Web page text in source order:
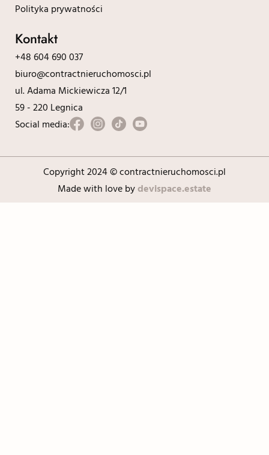
Polityka prywatności
Kontakt
+48 604 690 037
biuro@contractnieruchomosci.pl
ul. Adama Mickiewicza 12/1
59 - 220 Legnica
Social media:
Copyright 2024 © contractnieruchomosci.pl
Made with love bydevispace.estate